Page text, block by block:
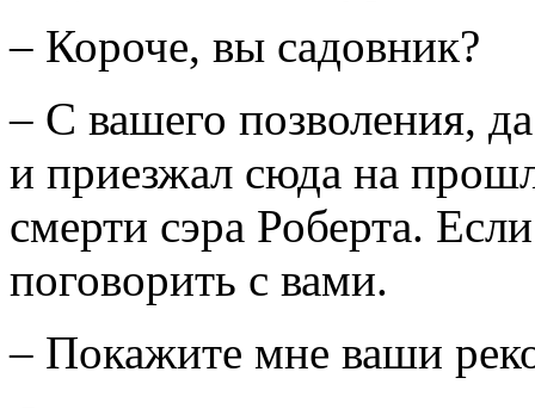
– Короче, вы садовник?
– С вашего позволения,
и приезжал сюда на
смерти сэра Роберта.
поговорить с вами.
– Покажите мне ваши